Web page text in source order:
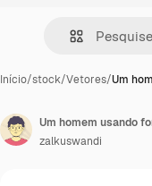
Início/stock/Vetores/Um
Um homem usando
zalkuswandi